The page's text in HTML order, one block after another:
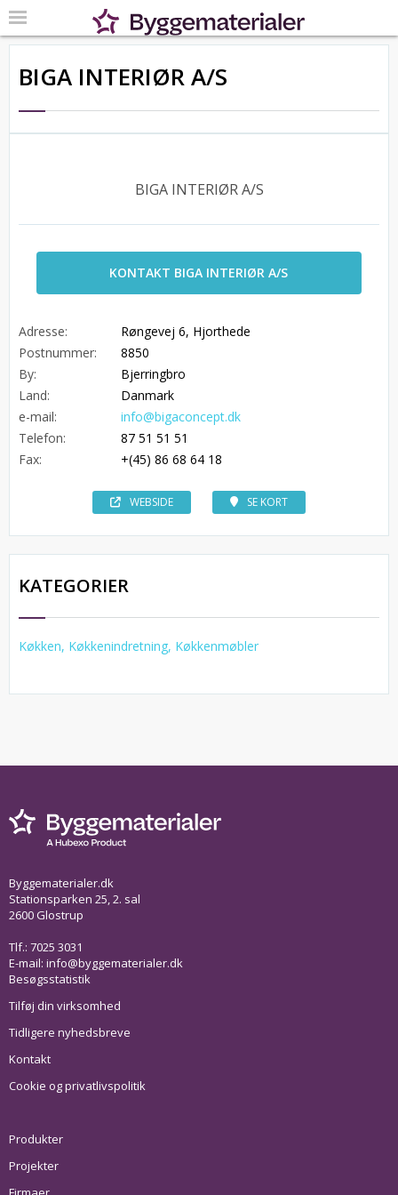
BIGA INTERIØR A/S
BIGA INTERIØR A/S
KONTAKT BIGA INTERIØR A/S
Adresse:
Røngevej 6, Hjorthede
Postnummer:
8850
By:
Bjerringbro
Land:
Danmark
e-mail:
info@bigaconcept.dk
Telefon:
87 51 51 51
Fax:
+(45) 86 68 64 18
WEBSIDE SE KORT
KATEGORIER
Køkken, Køkkenindretning, Køkkenmøbler
Byggematerialer.dk
Stationsparken 25, 2. sal
2600 Glostrup
Tlf.: 7025 3031
E-mail: info@byggematerialer.dk
Besøgsstatistik
Tilføj din virksomhed
Tidligere nyhedsbreve
Kontakt
Cookie og privatlivspolitik
Produkter
Projekter